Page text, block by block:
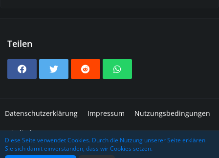
Teilen
Datenschutzerklärung Impressum Nutzungsbedingungen
Mitglieder
Diese Seite verwendet Cookies. Durch die Nutzung unserer Seite erklären
Sie sich damit einverstanden, dass wir Cookies setzen.